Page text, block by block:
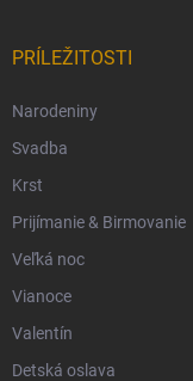
PRÍLEŽITOSTI
Narodeniny
Svadba
Krst
Prijímanie & Birmovanie
Veľká noc
Vianoce
Valentín
Detská oslava